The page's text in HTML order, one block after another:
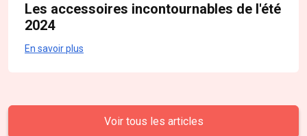
Les accessoires incontournables de l'été
2024
En savoir plus
Voir tous les articles